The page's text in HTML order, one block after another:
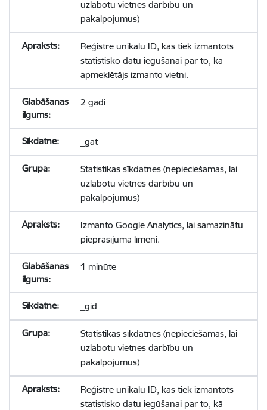
uzlabotu vietnes darbību un
pakalpojumus)
Reģistrē unikālu ID, kas tiek izmantots
statistisko datu iegūšanai par to, kā
apmeklētājs izmanto vietni.
2 gadi
_gat
Statistikas sīkdatnes (nepieciešamas, lai
uzlabotu vietnes darbību un
pakalpojumus)
Izmanto Google Analytics, lai samazinātu
pieprasījuma līmeni.
1 minūte
_gid
Statistikas sīkdatnes (nepieciešamas, lai
uzlabotu vietnes darbību un
pakalpojumus)
Reģistrē unikālu ID, kas tiek izmantots
statistisko datu iegūšanai par to, kā